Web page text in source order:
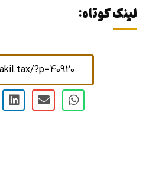
لینک کوتاه:
?p=40920